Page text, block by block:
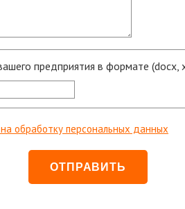
предприятия в формате (docx,
обработку персональных данных